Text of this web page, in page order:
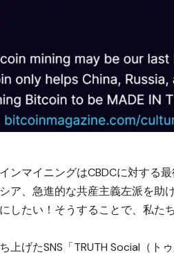
ンマイニングはCBDCに対する
ア、急進的な共産主義左派を助
したい！そうすることで、私
上げたSNS「TRUTH Social（ト